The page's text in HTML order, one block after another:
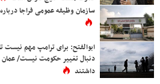
سازمان وظیفه عمومی فراجا
ابوالفتح: برای ترامپ مهم نیست
دنبال تغییر حکومت نیست/
داشتند